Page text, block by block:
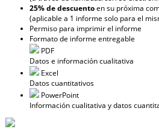
25% de descuentoen su próxima
(aplicable a 1 informe solo para el
Permiso para imprimir el informe
Formato de informe entregable
PDF
Datos e información cualitativa
Excel
Datos cuantitativos
PowerPoint
Información cualitativa y datos